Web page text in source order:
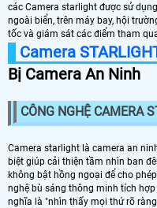
các Camera starlight được sử
ngoài biển, trên máy bay, hội
tốc và giám sát các điểm tham
Camera
Bị Camera An Ninh
CÔNG NGHỆ CAMERA
Camera starlight là camera an
biệt giúp cải thiện tầm nhìn ban
không bật hồng ngoại để cho
nghệ bù sáng thông minh tích
nghĩa là "nhìn thấy mọi thứ rõ